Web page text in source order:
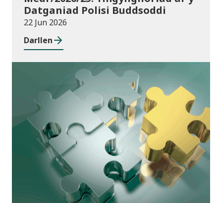
Datganiad Polisi Buddsoddi
22 Jun 2026
Darllen
Cyhoeddiadau